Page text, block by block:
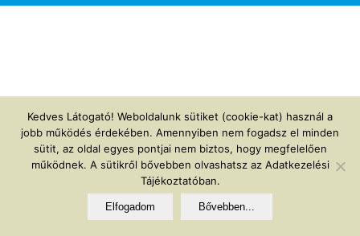
Kedves Látogató! Weboldalunk sütiket (cookie-kat) használ a
jobb működés érdekében. Amennyiben nem fogadsz el minden
sütit, az oldal egyes pontjai nem biztos, hogy megfelelően
működnek. A sütikről bővebben olvashatsz az Adatkezelési
Tájékoztatóban.
Elfogadom Bővebben...